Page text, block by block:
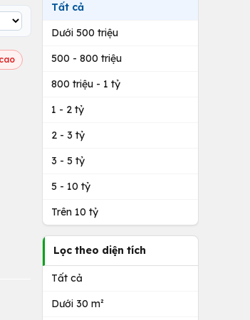
Tất cả
Dưới 500 triệu
500 - 800 triệu
800 triệu - 1 tỷ
1 - 2 tỷ
2 - 3 tỷ
3 - 5 tỷ
5 - 10 tỷ
Trên 10 tỷ
Lọc theo diện tích
Tất cả
Dưới 30 m²